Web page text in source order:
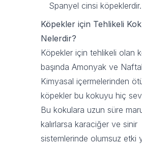
Spanyel cinsi köpeklerdir.
Köpekler için Tehlikeli
Nelerdir?
Köpekler için tehlikeli olan
başında Amonyak ve
Kimyasal içermelerinden
köpekler bu kokuyu hiç
Bu kokulara uzun süre
kalırlarsa karaciğer ve sinir
sistemlerinde olumsuz etki